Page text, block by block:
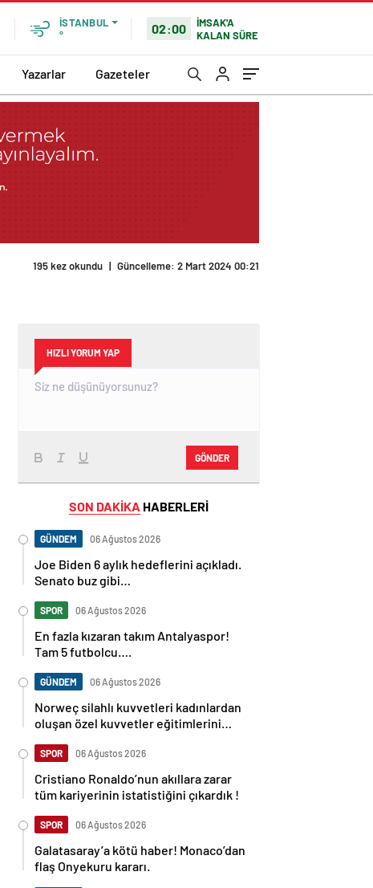
İSTANBUL
°
02:00
İMSAK'A
KALAN SÜRE
Yazarlar Gazeteler
HIZLI YORUM YAP
GÖNDER
SON DAKİKA HABERLERİ
GÜNDEM 06 Ağustos 2026
Joe Biden 6 aylık hedeflerini açıkladı.
Senato buz gibi…
SPOR 06 Ağustos 2026
En fazla kızaran takım Antalyaspor!
Tam 5 futbolcu….
GÜNDEM 06 Ağustos 2026
Norweç silahlı kuvvetleri kadınlardan
oluşan özel kuvvetler eğitimlerini
SPOR 06 Ağustos 2026
Cristiano Ronaldo’nun akıllara zarar
tüm kariyerinin istatistiğini çıkardık !
SPOR 06 Ağustos 2026
Galatasaray’a kötü haber! Monaco’dan
flaş Onyekuru kararı.